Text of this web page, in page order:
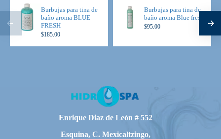
Burbujas para tina de
baño aroma BLUE
FRESH
$185.00
Burbujas para tina de
baño aroma Blue fresh
$95.00
Enrique Diaz de León # 552
Esquina, C. Mexicaltzingo,